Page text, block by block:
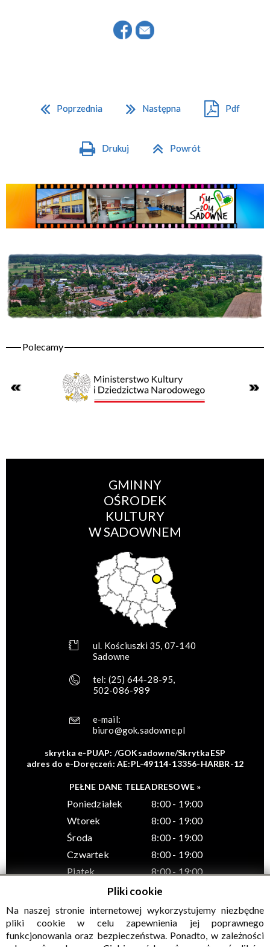
Poprzednia Następna Pdf
Drukuj Powrót
GMINNY
OŚRODEK
KULTURY
W SADOWNEM
ul. Kościuszki 35, 07-140
Sadowne
tel: (25) 644-28-95
502-086-989
e-mail:
biuro@gok.sadowne.pl
skrytka e-PUAP: /GOKsadowne/SkrytkaESP
adres do e-Doręczeń: AE:PL-49114-13356-HARBR-12
PEŁNE DANE TELEADRESOWE »
Poniedziałek
8:00 - 19:00
Wtorek
8:00 - 19:00
Środa
8:00 - 19:00
Czwartek
8:00 - 19:00
Piątek
8:00 - 19:00
© Wszelkie prawa zastrzeżone, Gminny Ośrodek Kultury w
Pliki cookie
Na naszej stronie internetowej wykorzystujemy niezbędne
pliki cookie w celu zapewnienia jej poprawnego
funkcjonowania oraz bezpieczeństwa. Ponadto, w zależności